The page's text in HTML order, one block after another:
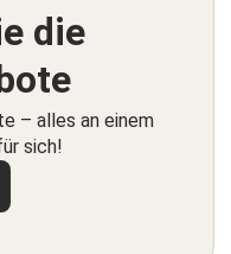
die
– alles an einem
sich!